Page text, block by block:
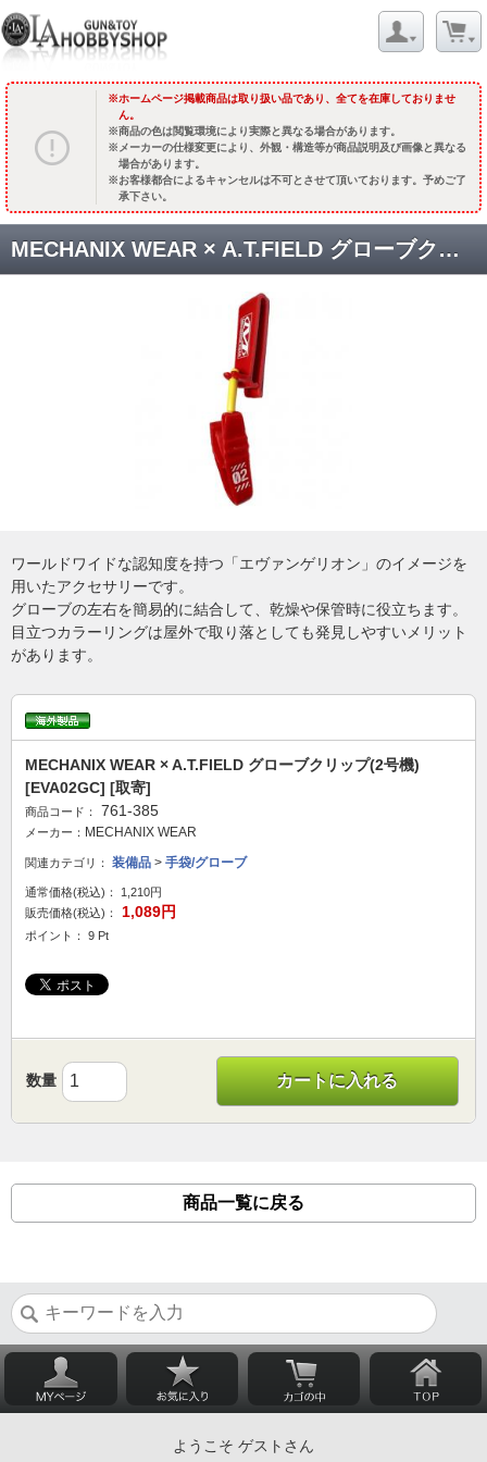
ホームページ掲載商品は取り扱い品であり、全てを在庫しておりませ
ん。
商品の色は閲覧環境により実際と異なる場合があります。
メーカーの仕様変更により、外観・構造等が商品説明及び画像と異なる
場合があります。
お客様都合によるキャンセルは不可とさせて頂いております。予めご了
承下さい。
MECHANIX WEAR × A.T.FIELD グローブクリップ(2号機) [EVA02GC] [取寄]
ワールドワイドな認知度を持つ「エヴァンゲリオン」のイメージを
用いたアクセサリーです。
グローブの左右を簡易的に結合して、乾燥や保管時に役立ちます。
目立つカラーリングは屋外で取り落としても発見しやすいメリット
があります。
MECHANIX WEAR × A.T.FIELD グローブクリップ(2号機)
[EVA02GC] [取寄]
商品コード： 761-385
メーカー： MECHANIX WEAR
関連カテゴリ： 装備品 > 手袋/グローブ
通常価格(税込)：
1,210円
販売価格(税込)：
1,089円
ポイント： 9 Pt
数量 カートに入れる
商品一覧に戻る
ようこそ ゲストさん